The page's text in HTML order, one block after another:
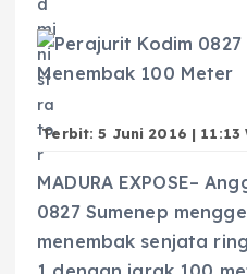
Terbit: 5 Juni 2016 | 11:13
MADURA EXPOSE–
0827 Sumenep
menembak senjata